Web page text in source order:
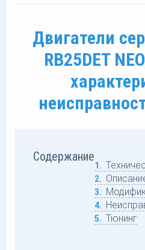
Двигатели
RB25DET
Содержание
1
2
3
4
5 Тюнинг